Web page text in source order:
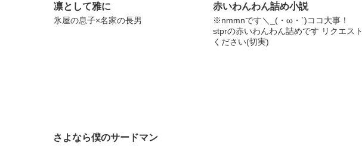
凛として雅に
氷屋の息子×名家の長男
赤いわんわん詰め小説
※nmmnです＼_(・ω・`)ココ大事！
stprの赤いわんわん詰めです リクエスト
ください(切実)
さよなら僕のサードマン